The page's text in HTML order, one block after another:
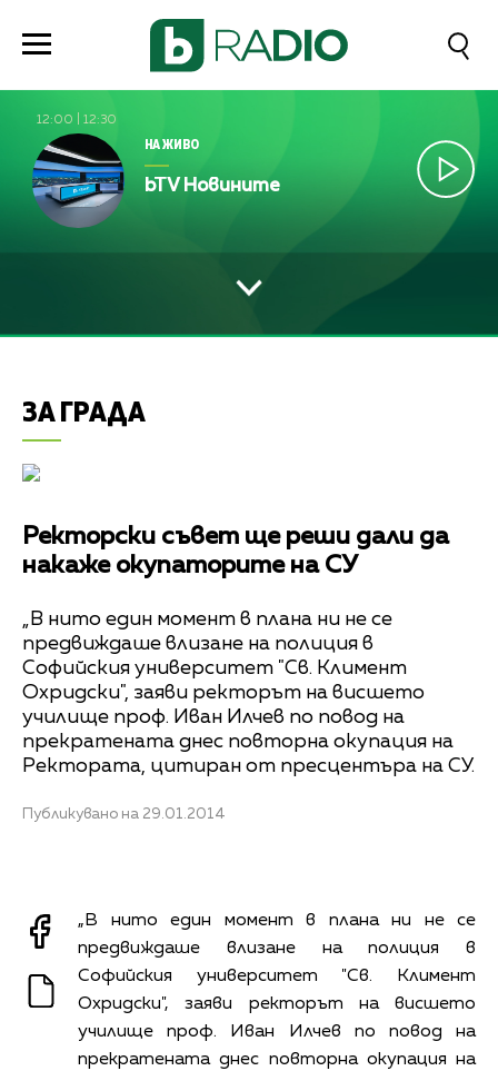
12:00 12:30
НА ЖИВО
bTV Новините
ЗА ГРАДА
Ректорски съвет ще реши дали да
накаже окупаторите на СУ
„В нито един момент в плана ни не се
предвиждаше влизане на полиция в
Софийския университет "Св. Климент
Охридски", заяви ректорът на висшето
училище проф. Иван Илчев по повод на
прекратената днес повторна окупация на
Ректората, цитиран от пресцентъра на СУ.
Публикувано на 29.01.2014
„В нито един момент в плана ни не се
предвиждаше влизане на полиция в
Софийския университет "Св. Климент
Охридски", заяви ректорът на висшето
училище проф. Иван Илчев по повод на
прекратената днес повторна окупация на